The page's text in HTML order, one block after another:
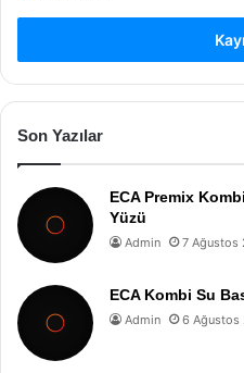
Son Yazılar
ECA Premix
Yüzü
Admin 7 Ağustos
ECA Kombi Su
Admin 6 Ağustos